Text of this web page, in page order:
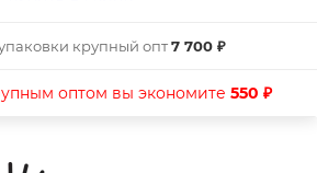
крупный опт7 700 ₽
оптом вы экономите 550 ₽